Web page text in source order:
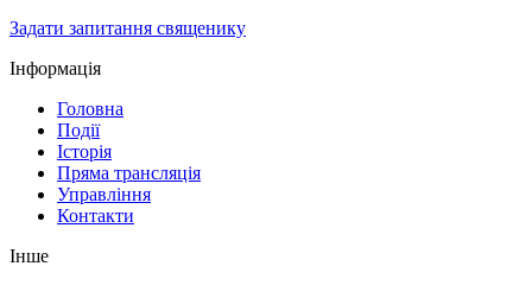
Задати запитання священику
Інформація
Головна
Події
Історія
Пряма трансляція
Управління
Контакти
Інше